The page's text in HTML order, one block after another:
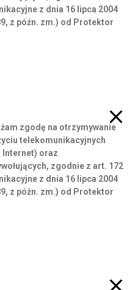
z dnia 16 lipca 2004
z późn. zm.) od Protektor
zgodę na otrzymywanie
telekomunikacyjnych
Internet) oraz
zgodnie z art. 172
z dnia 16 lipca 2004
z późn. zm.) od Protektor